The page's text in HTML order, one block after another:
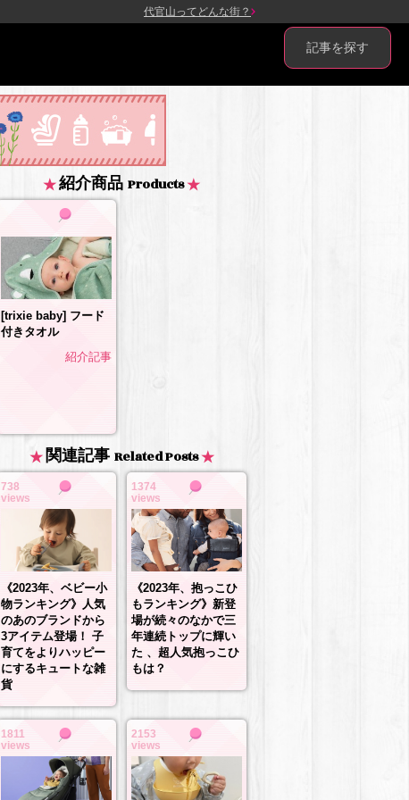
代官山ってどんな街？
紹介商品 Products
[trixie baby] フード
付きタオル
紹介記事
関連記事 Related Posts
738
views
《2023年、ベビー小
物ランキング》人気
のあのブランドから
3アイテム登場！ 子
育てをよりハッピー
にするキュートな雑
貨
1374
views
《2023年、抱っこひ
もランキング》新登
場が続々のなかで三
年連続トップに輝い
た 、超人気抱っこひ
もは？
1811
views
2153
views
記事を探す